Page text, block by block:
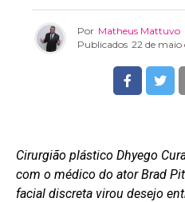
Por Matheus Mattuvo
Publicados 22 de maio
Cirurgião plástico Dhyego
com o médico do ator Brad
facial discreta virou desejo